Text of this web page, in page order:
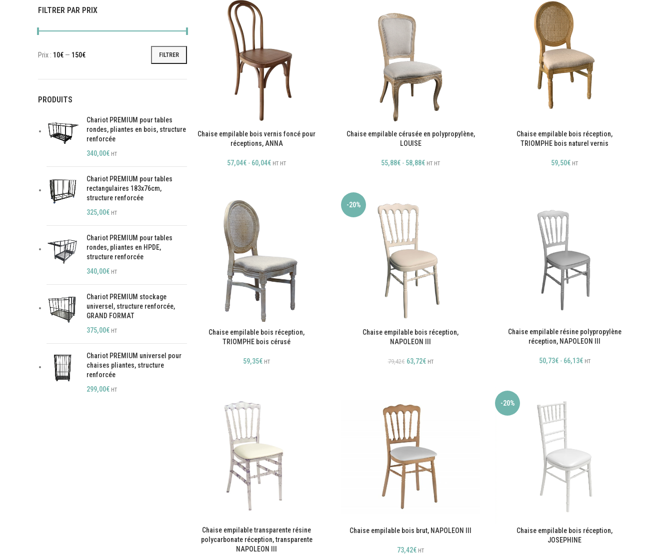
FILTRER PAR PRIX
Prix
Prix
FILTRER
Prix : 10€ — 150€
PRODUITS
Chariot PREMIUM pour tables
rondes, pliantes en bois, structure
renforcée
340,00€ HT
Chariot PREMIUM pour tables
rectangulaires 183x76cm,
structure renforcée
325,00€ HT
Chariot PREMIUM pour tables
rondes, pliantes en HPDE,
structure renforcée
340,00€ HT
Chariot PREMIUM stockage
universel, structure renforcée,
GRAND FORMAT
375,00€ HT
Chariot PREMIUM universel pour
chaises pliantes, structure
renforcée
299,00€ HT
Chaise empilable bois vernis foncé pour
réceptions, ANNA
57,04€ - 60,04€ HT HT
Chaise empilable cérusée en polypropylène,
LOUISE
55,88€ - 58,88€ HT HT
Chaise empilable bois réception,
TRIOMPHE bois naturel vernis
59,50€ HT
Chaise empilable bois réception,
TRIOMPHE bois cérusé
59,35€ HT
-20%
Chaise empilable bois réception,
NAPOLEON III
79,42€ 63,72€ HT
Chaise empilable résine polypropylène
réception, NAPOLEON III
50,73€- 66,13€ HT
Chaise empilable transparente résine
polycarbonate réception, transparente
NAPOLEON III
Chaise empilable bois brut, NAPOLEON III
73,42€ HT
-20%
Chaise empilable bois réception,
JOSEPHINE